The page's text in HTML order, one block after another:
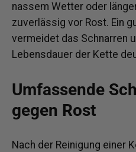
nassem Wetter oder
zuverlässig vor Rost. Ein
vermeidet das Schnarren
Lebensdauer der Kette
Umfassende
gegen Rost
Nach der Reinigung einer